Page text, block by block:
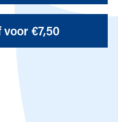
€7,50